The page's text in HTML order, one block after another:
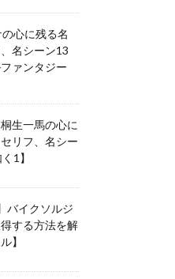
の心に残る名
名シーン13
ァンタジー
生一馬の心に
リフ、名シー
1】
バイクソルジ
する方法を解
】